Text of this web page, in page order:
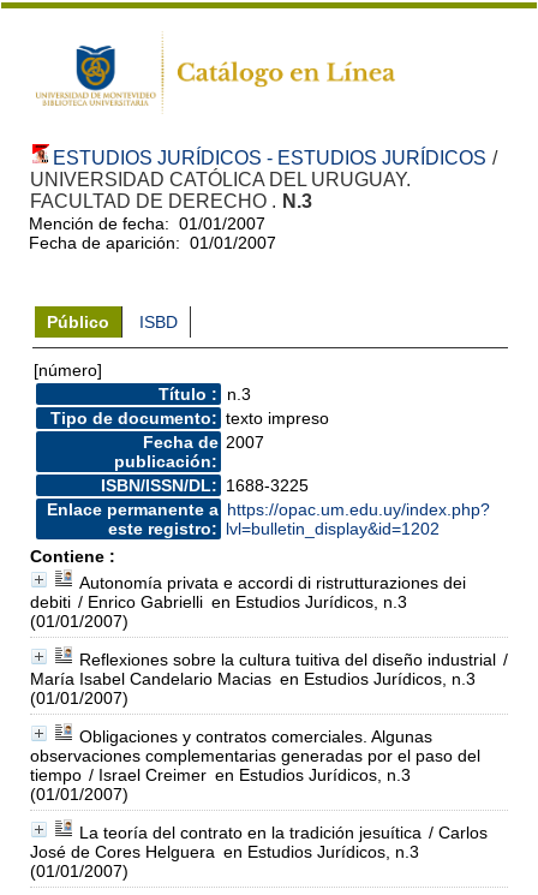
ESTUDIOS JURÍDICOS - ESTUDIOS JURÍDICOS /
UNIVERSIDAD CATÓLICA DEL URUGUAY.
FACULTAD DE DERECHO . N.3
Mención de fecha: 01/01/2007
Fecha de aparición: 01/01/2007
Público ISBD
[número]
Título :
n.3
Tipo de documento: texto impreso
Fecha de
publicación:
2007
ISBN/ISSN/DL: 1688-3225
Enlace permanente a
este registro:
https://opac.um.edu.uy/index.php?
lvl=bulletin_display&id=1202
Contiene :
Autonomía privata e accordi di ristrutturaziones dei
debiti / Enrico Gabrielli en Estudios Jurídicos, n.3
(01/01/2007)
Reflexiones sobre la cultura tuitiva del diseño industrial /
María Isabel Candelario Macias en Estudios Jurídicos, n.3
(01/01/2007)
Obligaciones y contratos comerciales. Algunas
observaciones complementarias generadas por el paso del
tiempo / Israel Creimer en Estudios Jurídicos, n.3
(01/01/2007)
La teoría del contrato en la tradición jesuítica / Carlos
José de Cores Helguera en Estudios Jurídicos, n.3
(01/01/2007)